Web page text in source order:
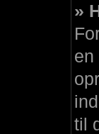
»
en
til